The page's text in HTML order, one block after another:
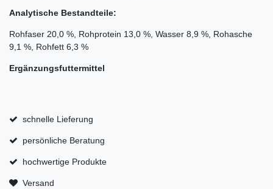
Analytische Bestandteile:
Rohfaser 20,0 %, Rohprotein 13,0 %, Wasser 8,9 %, Rohasche
9,1 %, Rohfett 6,3 %
Ergänzungsfuttermittel
schnelle Lieferung
persönliche Beratung
hochwertige Produkte
Versand